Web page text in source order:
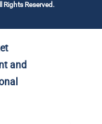
Rights Reserved.
and